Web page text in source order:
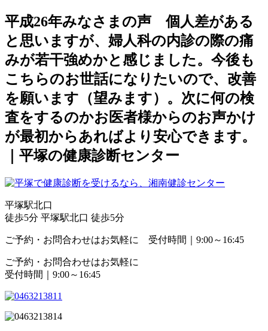
平成26年みなさまの声 個人差がある
と思いますが、婦人科の内診の際の痛
みが若干強めかと感じました。今後も
こちらのお世話になりたいので、改善
を願います（望みます）。次に何の検
査をするのかお医者様からのお声かけ
が最初からあればより安心できます。
｜平塚の健康診断センター
平塚駅北口
徒歩5分 平塚駅北口 徒歩5分
ご予約・お問合わせはお気軽に 受付時間｜9:00～16:45
ご予約・お問合わせはお気軽に
受付時間｜9:00～16:45